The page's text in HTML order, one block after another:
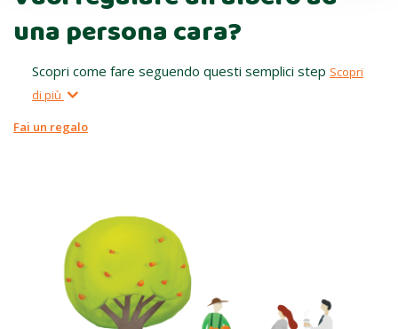
una persona cara?
Scopri come fare seguendo questi semplici step Scopri
di più
Fai un regalo